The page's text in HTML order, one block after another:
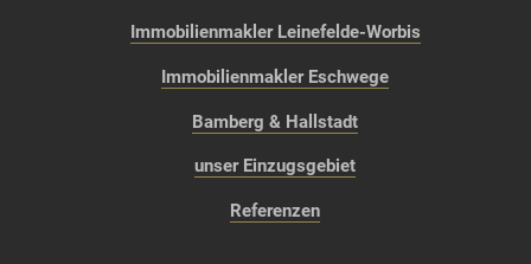
Immobilienmakler Leinefelde-Worbis
Immobilienmakler Eschwege
Bamberg & Hallstadt
unser Einzugsgebiet
Referenzen